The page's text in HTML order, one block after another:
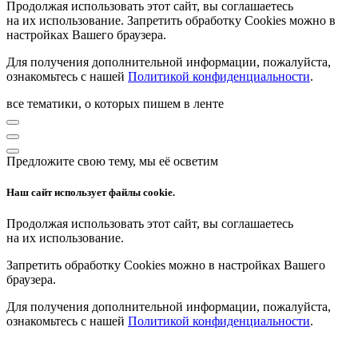
Продолжая использовать этот сайт, вы соглашаетесь
на их использование. Запретить обработку Cookies можно в
настройках Вашего браузера.
Для получения дополнительной информации, пожалуйста,
ознакомьтесь с нашей Политикой конфиденциальности.
все тематики, о которых пишем в ленте
Предложите свою тему, мы её осветим
Наш сайт использует файлы cookie.
Продолжая использовать этот сайт, вы соглашаетесь
на их использование.
Запретить обработку Cookies можно в настройках Вашего
браузера.
Для получения дополнительной информации, пожалуйста,
ознакомьтесь с нашей Политикой конфиденциальности.